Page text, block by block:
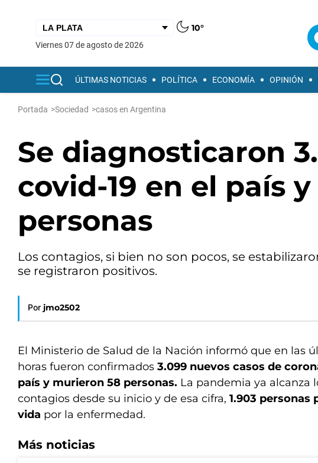
10°
viernes 07 de agosto de 2026
ÚLTIMAS NOTICIAS POLÍTICA ECONOMÍA OPINIÓN
Portada >Sociedad >casos en Argentina
Se diagnosticaron
covid-19 en el país
personas
Los contagios, si bien no son pocos, se
se registraron positivos.
Por jmo2502
El Ministerio de Salud de la Nación informó que en las
horas fueron confirmados 3.099 nuevos casos de
país y murieron 58 personas. La pandemia ya alcanza
contagios desde su inicio y de esa cifra, 1.903 personas
vida por la enfermedad.
Más noticias